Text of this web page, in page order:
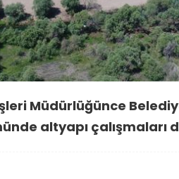
Müdürlüğünce
altyapı çalışmaları